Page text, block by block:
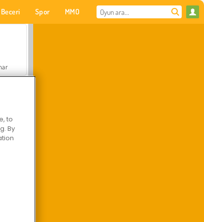
Beceri Spor MMO
to
By